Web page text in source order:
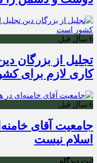
6 سال قبل
تجلیل از بزرگان
کاری لازم برای
6 سال قبل
جامعیت آقای
اسلام نیست
ثبت دیدگاه